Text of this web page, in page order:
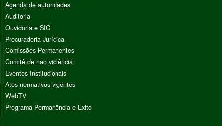
Agenda de autoridades
Auditoria
Ouvidoria e SIC
Procuradoria Jurídica
Comissões Permanentes
Comitê de não violência
Eventos Institucionais
Atos normativos vigentes
WebTV
Programa Permanência e Êxito